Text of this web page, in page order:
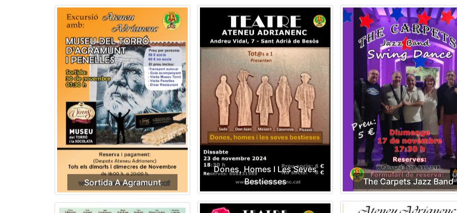
Sortida A Agramunt
Dones, Homes I Les Seves
Bestiesses
The Carpets Jazz Band